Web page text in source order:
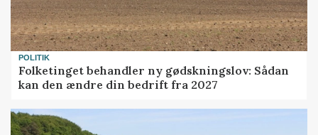
POLITIK
Folketinget behandler ny gødskningslov: Sådan
kan den ændre din bedrift fra 2027